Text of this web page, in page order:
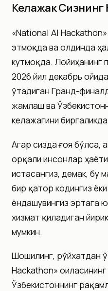
Келажак Сизнинг
«National AI
этмоқда ва олдинда
кутмоқда. Лойиҳанинг
2026 йил декабрь
ўтадиган Гранд-
жамлаш ва
келажагини
Агар сизда ғоя бўлса,
орқали инсонлар
истасангиз, демак, бу
бир қатор кодингиз
ёндашувингиз эртага
хизмат қиладиган
мумкин.
Шошилинг, рўйхатдан
Hackathon»
Ўзбекистоннинг